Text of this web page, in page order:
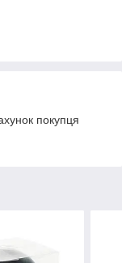
покупця